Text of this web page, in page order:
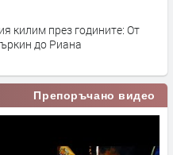
килим през годините: От
до Риана
Препоръчано видео